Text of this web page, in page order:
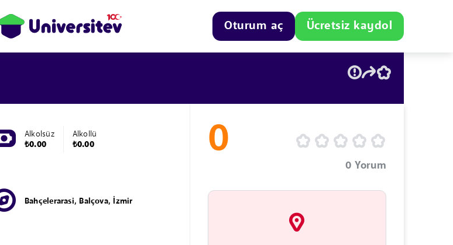
Oturum aç Ücretsiz kaydol
Alkolsüz
₺0.00
Alkollü
₺0.00
Bahçelerarasi, Balçova, İzmir
0
0 Yorum